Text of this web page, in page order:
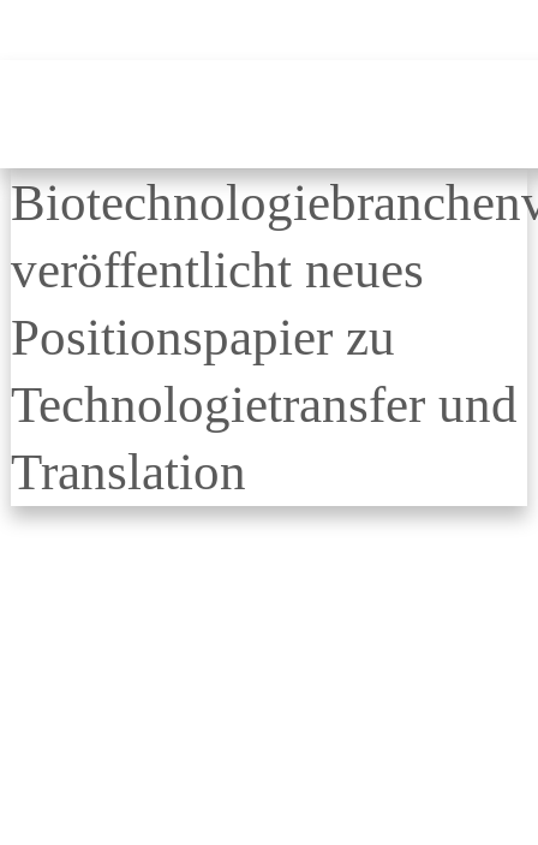
veröffentlicht neues
Positionspapier zu
Technologietransfer und
Translation